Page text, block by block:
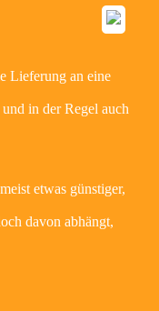
Lieferung an eine
in der Regel auch
etwas günstiger,
davon abhängt,